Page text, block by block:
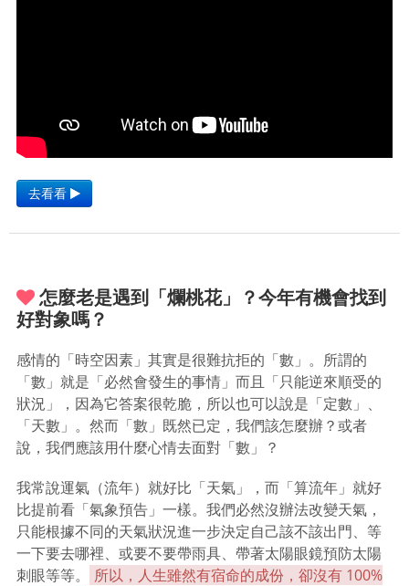
去看看
怎麼老是遇到「爛桃花」？今年有機會找到
好對象嗎？
感情的「時空因素」其實是很難抗拒的「數」。所謂的
「數」就是「必然會發生的事情」而且「只能逆來順受的
狀況」，因為它答案很乾脆，所以也可以說是「定數」、
「天數」。然而「數」既然已定，我們該怎麼辦？或者
說，我們應該用什麼心情去面對「數」？
我常說運氣（流年）就好比「天氣」，而「算流年」就好
比提前看「氣象預告」一樣。我們必然沒辦法改變天氣，
只能根據不同的天氣狀況進一步決定自己該不該出門、等
一下要去哪裡、或要不要帶雨具、帶著太陽眼鏡預防太陽
刺眼等等。
所以，人生雖然有宿命的成份，卻沒有 100%